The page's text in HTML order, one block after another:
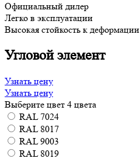
Официальный дилер
Легко в эксплуатации
Высокая стойкость к деформации
Угловой элемент
Узнать цену
Узнать цену
Выберите цвет 4 цвета
RAL 7024
RAL 8017
RAL 9003
RAL 8019